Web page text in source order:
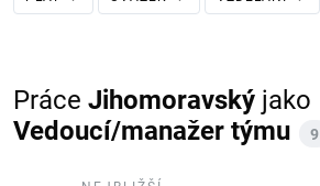
Práce Jihomoravský jako
Vedoucí/manažer týmu
9